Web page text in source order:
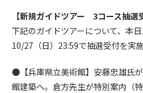
【新規ガイドツアー 3コース抽選
下記のガイドツアーについて、本
10/27（日）23:59で抽選受付を実施
●【兵庫県立美術館】安藤忠雄氏
館建築へ。倉方先生が特別案内（特